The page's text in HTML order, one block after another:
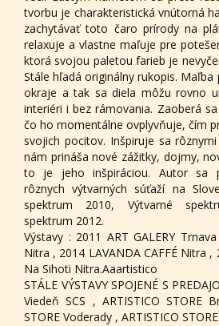
tvorbu je charakteristická vnútorná
zachytávať toto čaro prírody na
relaxuje a vlastne maľuje pre
ktorá svojou paletou farieb je
Stále hľadá originálny rukopis.
okraje a tak sa diela môžu rovno
interiéri i bez rámovania. Zaoberá
čo ho momentálne ovplyvňuje, čím
svojich pocitov. Inšpiruje sa
nám prináša nové zážitky, dojmy,
to je jeho inšpiráciou. Autor sa
rôznych výtvarných súťaží na
spektrum 2010, Výtvarné
spektrum 2012.
Výstavy : 2011 ART GALERY
Nitra , 2014 LAVANDA CAFFÉ Nitra ,
Na Sihoti Nitra.Aaartistico
STÁLE VÝSTAVY SPOJENÉ S
Viedeň SCS , ARTISTICO STORE
STORE Voderady , ARTISTICO